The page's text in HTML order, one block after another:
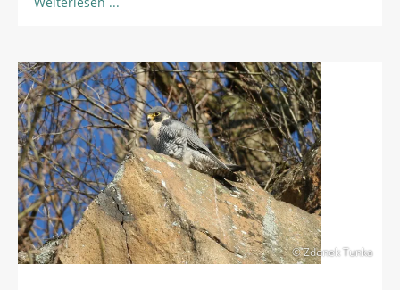
© Zdenek Tunka